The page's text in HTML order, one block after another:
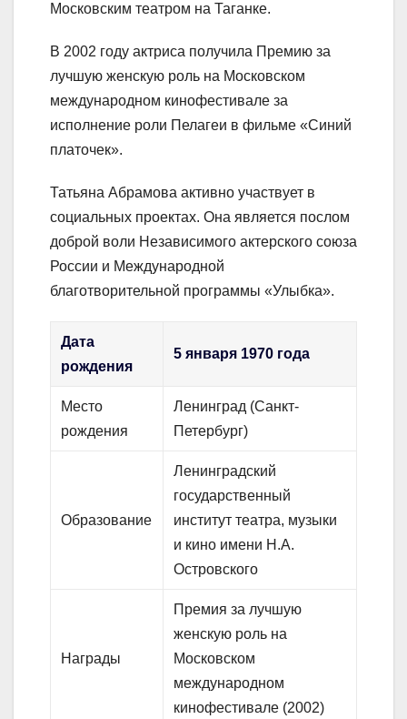
Московским театром на Таганке.
В 2002 году актриса получила Премию за
лучшую женскую роль на Московском
международном кинофестивале за
исполнение роли Пелагеи в фильме «Синий
платочек».
Татьяна Абрамова активно участвует в
социальных проектах. Она является послом
доброй воли Независимого актерского союза
России и Международной
благотворительной программы «Улыбка».
Дата
рождения
5 января 1970 года
Место
рождения
Ленинград (Санкт-
Петербург)
Образование
Ленинградский
государственный
институт театра, музыки
и кино имени Н.А.
Островского
Награды
Премия за лучшую
женскую роль на
Московском
международном
кинофестивале (2002)